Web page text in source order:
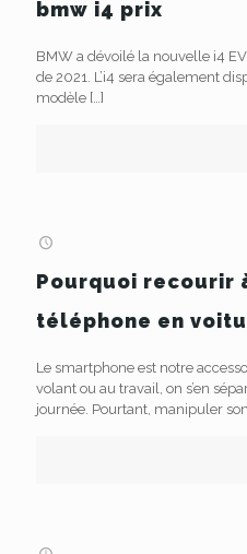
bmw i4 prix
BMW a dévoilé la nouvelle i4
de 2021. L’i4 sera également
modèle […]
Pourquoi recourir
téléphone en
Le smartphone est notre
volant ou au travail, on s’en
journée. Pourtant, manipuler son